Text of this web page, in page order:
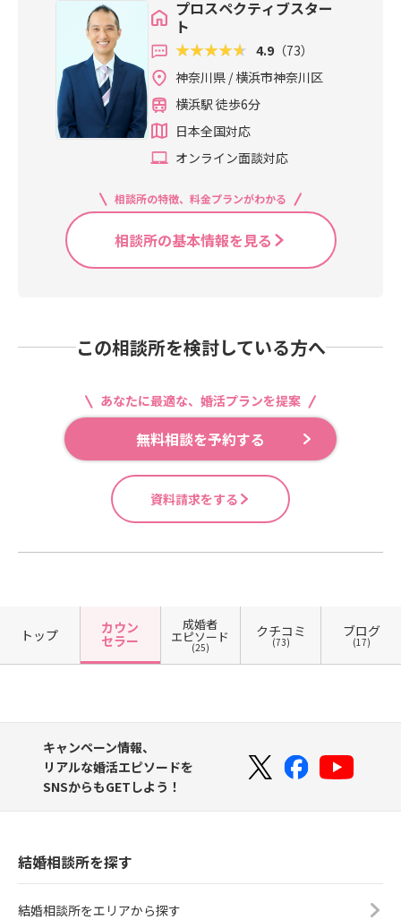
プロスペクティブスター
ト
4.9 （73）
神奈川県 / 横浜市神奈川区
横浜駅 徒歩6分
日本全国対応
オンライン面談対応
相談所の特徴、料金プランがわかる
相談所の基本情報を見る
この相談所を検討している方へ
あなたに最適な、婚活プランを提案
無料相談を予約する
資料請求をする
トップ カウン
セラー
成婚者
エピソード
(25)
クチコミ
(73)
ブログ
(17)
キャンペーン情報、
リアルな婚活エピソードを
SNSからもGETしよう！
結婚相談所を探す
結婚相談所をエリアから探す